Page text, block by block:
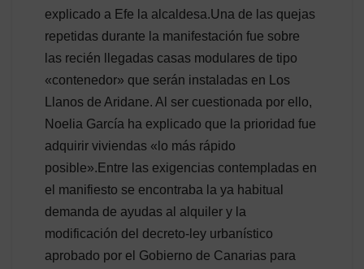
explicado a Efe la alcaldesa.Una de las quejas
repetidas durante la manifestación fue sobre
las recién llegadas casas modulares de tipo
«contenedor» que serán instaladas en Los
Llanos de Aridane. Al ser cuestionada por ello,
Noelia García ha explicado que la prioridad fue
adquirir viviendas «lo más rápido
posible».Entre las exigencias contempladas en
el manifiesto se encontraba la ya habitual
demanda de ayudas al alquiler y la
modificación del decreto-ley urbanístico
aprobado por el Gobierno de Canarias para